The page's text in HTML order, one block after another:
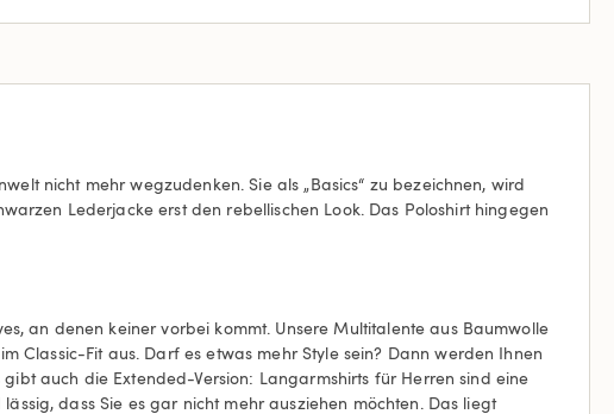
nicht mehr wegzudenken. Sie als „Basics“ zu bezeichnen, wird
Lederjacke erst den rebellischen Look. Das Poloshirt hingegen
an denen keiner vorbei kommt. Unsere Multitalente aus Baumwolle
Classic-Fit aus. Darf es etwas mehr Style sein? Dann werden Ihnen
auch die Extended-Version: Langarmshirts für Herren sind eine
dass Sie es gar nicht mehr ausziehen möchten. Das liegt